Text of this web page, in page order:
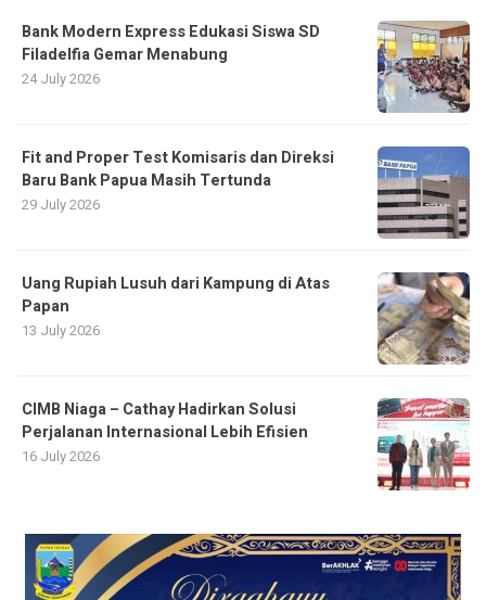
Bank Modern Express Edukasi Siswa SD
Filadelfia Gemar Menabung
24 July 2026
Fit and Proper Test Komisaris dan Direksi
Baru Bank Papua Masih Tertunda
29 July 2026
Uang Rupiah Lusuh dari Kampung di Atas
Papan
13 July 2026
CIMB Niaga – Cathay Hadirkan Solusi
Perjalanan Internasional Lebih Efisien
16 July 2026